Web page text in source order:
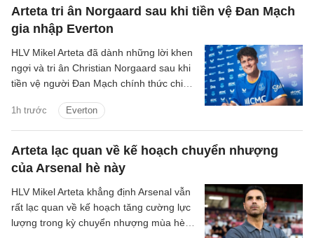
Arteta tri ân Norgaard sau khi tiền vệ Đan Mạch
gia nhập Everton
1h trước Everton
HLV Mikel Arteta đã dành những lời khen
ngợi và tri ân Christian Norgaard sau khi
tiền vệ người Đan Mạch chính thức chia
Everton trong thương vụ trị giá 7 triệu
bảng.
Arteta lạc quan về kế hoạch chuyển nhượng
của Arsenal hè này
HLV Mikel Arteta khẳng định Arsenal vẫn
rất lạc quan về kế hoạch tăng cường lực
lượng trong kỳ chuyển nhượng mùa hè,